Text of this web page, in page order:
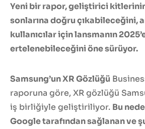
Yeni bir rapor, geliştirici kitlerinin
sonlarına doğru çıkabileceğini,
kullanıcılar için lansmanın
ertelenebileceğini öne sürüyor.
Samsung’un XR Gözlüğü
raporuna göre, XR gözlüğü
iş birliğiyle geliştiriliyor. Bu
Google tarafından sağlanan ve